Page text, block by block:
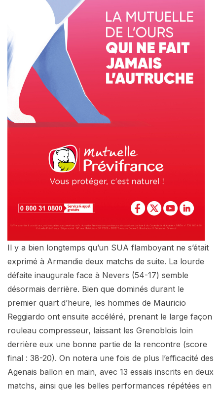
Il y a bien longtemps qu’un SUA flamboyant ne s’était
exprimé à Armandie deux matchs de suite. La lourde
défaite inaugurale face à Nevers (54-17) semble
désormais derrière. Bien que dominés durant le
premier quart d’heure, les hommes de Mauricio
Reggiardo ont ensuite accéléré, prenant le large façon
rouleau compresseur, laissant les Grenoblois loin
derrière eux une bonne partie de la rencontre (score
final : 38-20). On notera une fois de plus l’efficacité des
Agenais ballon en main, avec 13 essais inscrits en deux
matchs, ainsi que les belles performances répétées en